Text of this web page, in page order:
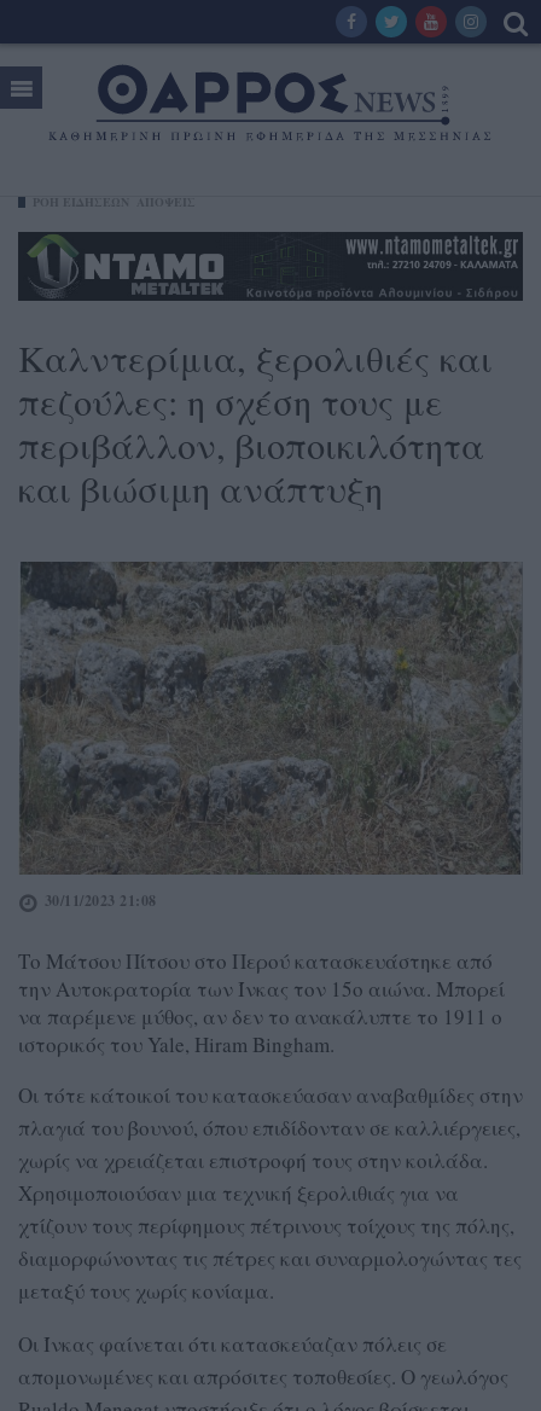
Καλντερίμια, ξερολιθιές και
πεζούλες: η σχέση τους με
περιβάλλον, βιοποικιλότητα
και βιώσιμη ανάπτυξη
30/11/2023 21:08
Το Μάτσου Πίτσου στο Περού κατασκευάστηκε από
την Αυτοκρατορία των Ίνκας τον 15ο αιώνα. Μπορεί
να παρέμενε μύθος, αν δεν το ανακάλυπτε το 1911 ο
ιστορικός του Yale, Hiram Bingham.
Οι τότε κάτοικοί του κατασκεύασαν αναβαθμίδες στην
πλαγιά του βουνού, όπου επιδίδονταν σε καλλιέργειες,
χωρίς να χρειάζεται επιστροφή τους στην κοιλάδα.
Χρησιμοποιούσαν μια τεχνική ξερολιθιάς για να
χτίζουν τους περίφημους πέτρινους τοίχους της πόλης,
διαμορφώνοντας τις πέτρες και συναρμολογώντας τες
μεταξύ τους χωρίς κονίαμα.
Οι Ίνκας φαίνεται ότι κατασκεύαζαν πόλεις σε
απομονωμένες και απρόσιτες τοποθεσίες. Ο γεωλόγος